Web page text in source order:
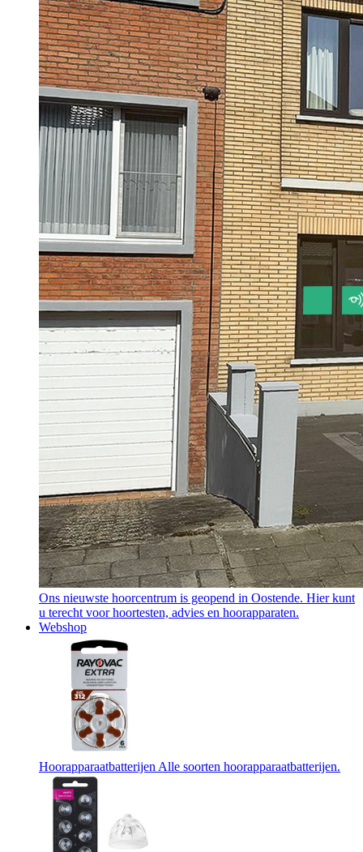
Ons nieuwste hoorcentrum is geopend in Oostende. Hier kunt
u terecht voor hoortesten, advies en hoorapparaten.
Webshop
Hoorapparaatbatterijen Alle soorten hoorapparaatbatterijen.